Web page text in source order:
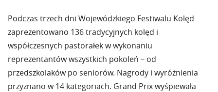
Podczas trzech dni Wojewódzkiego Festiwalu Kolęd
zaprezentowano 136 tradycyjnych kolęd i
współczesnych pastorałek w wykonaniu
reprezentantów wszystkich pokoleń – od
przedszkolaków po seniorów. Nagrody i wyróżnienia
przyznano w 14 kategoriach. Grand Prix wyśpiewała